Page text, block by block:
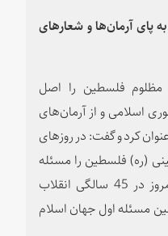
پای آرمان‌ها و شعارهای
فلسطین را اصل
اسلامی و از آرمان‌های
ملت ایران عنوان کرد و گفت‌: در روزهای
(ره) فلسطین را مسئله
اول جهان اسلام اعلام کرد و امروز در 45 سالگی انقلاب
مسئله اول جهان اسلام